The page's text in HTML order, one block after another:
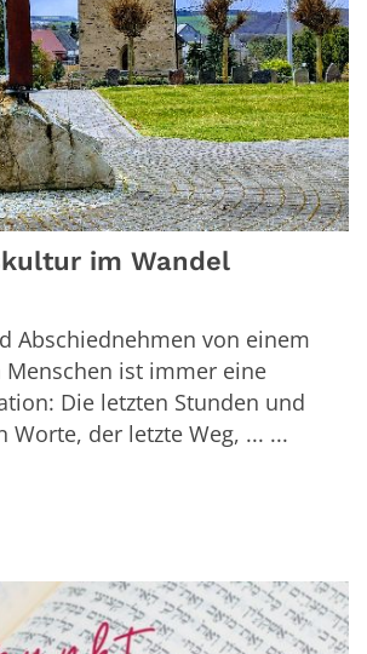
im Wandel
Abschiednehmen von einem
Menschen ist immer eine
Die letzten Stunden und
Worte, der letzte Weg, ... ...